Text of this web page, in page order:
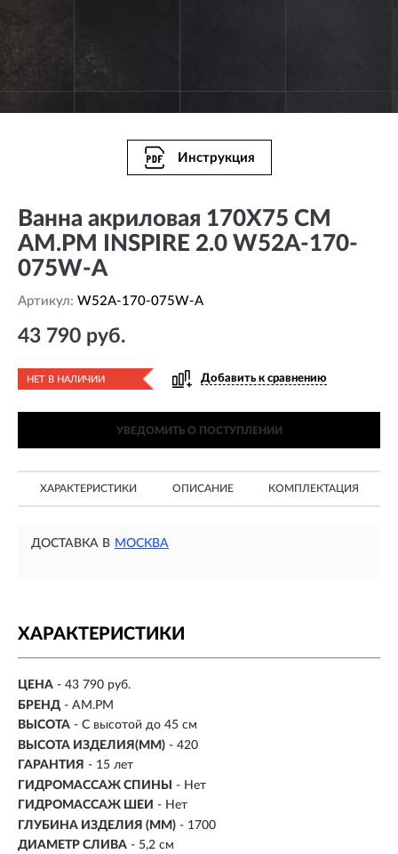
Инструкция
Ванна акриловая 170Х75 СМ
AM.PM INSPIRE 2.0 W52A-170-
075W-A
Артикул: W52A-170-075W-A
43 790 руб.
НЕТ В НАЛИЧИИ Добавить к сравнению
УВЕДОМИТЬ О ПОСТУПЛЕНИИ
ХАРАКТЕРИСТИКИ ОПИСАНИЕ КОМПЛЕКТАЦИЯ
ДОСТАВКА В МОСКВА
ХАРАКТЕРИСТИКИ
ЦЕНА - 43 790 руб.
БРЕНД - AM.PM
ВЫСОТА - С высотой до 45 см
ВЫСОТА ИЗДЕЛИЯ(ММ) - 420
ГАРАНТИЯ - 15 лет
ГИДРОМАССАЖ СПИНЫ
- Нет
ГИДРОМАССАЖ ШЕИ - Нет
ГЛУБИНА ИЗДЕЛИЯ (ММ) - 1700
ДИАМЕТР СЛИВА - 5,2 см